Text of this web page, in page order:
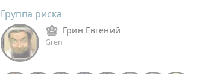
Группа риска
Грин Евгений
Gren